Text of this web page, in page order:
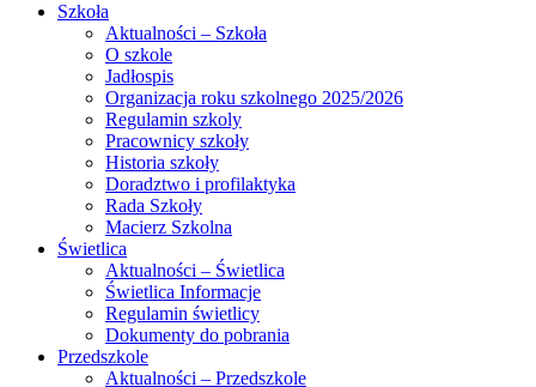
Szkoła
Aktualności – Szkoła
O szkole
Jadłospis
Organizacja roku szkolnego 2025/2026
Regulamin szkoly
Pracownicy szkoły
Historia szkoły
Doradztwo i profilaktyka
Rada Szkoły
Macierz Szkolna
Świetlica
Aktualności – Świetlica
Świetlica Informacje
Regulamin świetlicy
Dokumenty do pobrania
Przedszkole
Aktualności – Przedszkole